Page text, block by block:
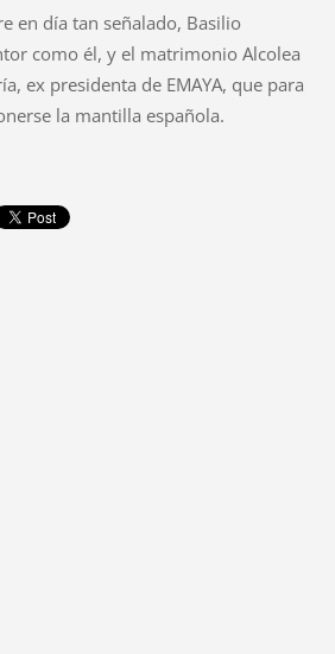
en día tan señalado, Basilio
como él, y el matrimonio Alcolea
ex presidenta de EMAYA, que para
la mantilla española.